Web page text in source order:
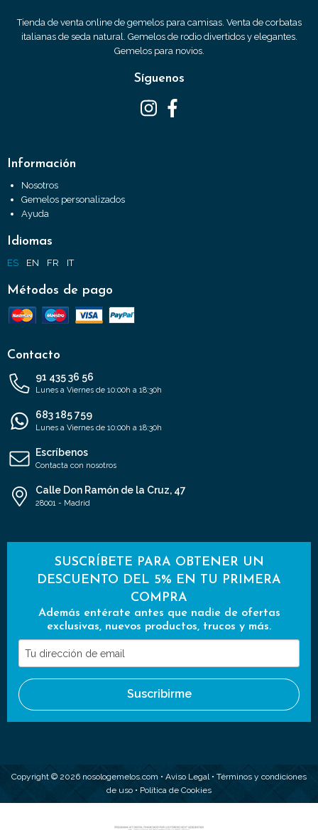
Tienda de venta online de gemelos para camisas. Venta de corbatas
italianas de seda natural. Gemelos de rodio divertidos y elegantes.
Gemelos para novios.
Síguenos
Información
Nosotros
Gemelos personalizados
Ayuda
Idiomas
ES EN FR IT
Métodos de pago
Contacto
91 435 36 56
Lunes a Viernes de 10:00h a 18:30h
683 185 759
Lunes a Viernes de 10:00h a 18:30h
Escríbenos
Contacta con nosotros
Calle Don Ramón de la Cruz, 47
28001 - Madrid
SUSCRÍBETE PARA OBTENER UN
DESCUENTO DEL 5% EN TU PRIMERA
COMPRA
Además entérate antes que nadie de ofertas
exclusivas, nuevos productos, trucos y más.
Tu
dirección
de
email
Suscribirme
Copyright © 2026 nosologemelos.com • Aviso Legal• Términos y condiciones
de uso • Política de Cookies